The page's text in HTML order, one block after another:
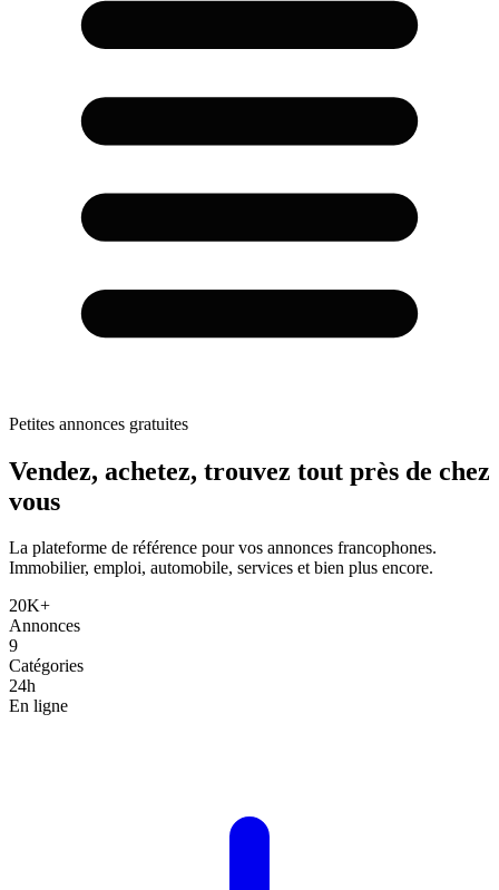
Petites annonces gratuites
Vendez, achetez, trouvez tout près de chez
vous
La plateforme de référence pour vos annonces francophones.
Immobilier, emploi, automobile, services et bien plus encore.
20K+
Annonces
9
Catégories
24h
En ligne